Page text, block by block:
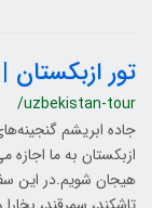
تور
/uzbekistan-tour
جاده ابریشم
ازبکستان به ما
هیجان شویم.در این